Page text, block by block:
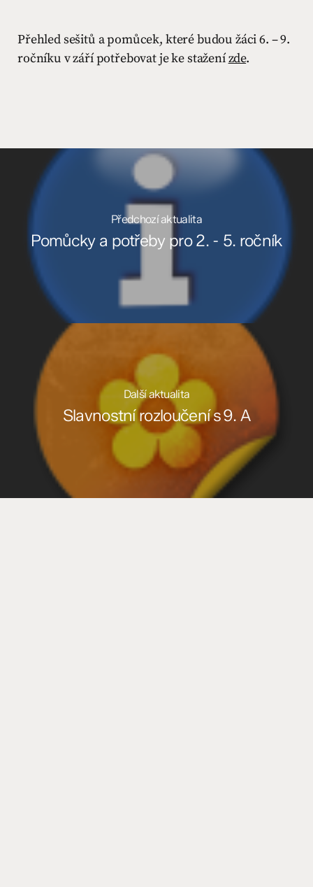
Přehled sešitů a pomůcek, které budou žáci 6. – 9.
ročníku v září potřebovat je ke staženízde.
Předchozí aktualita
Pomůcky a potřeby pro 2. - 5. ročník
Další aktualita
Slavnostní rozloučení s 9. A